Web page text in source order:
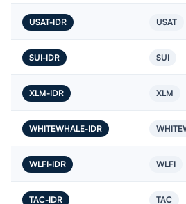
USAT-IDR USAT
SUI-IDR SUI
XLM-IDR XLM
WHITEWHALE-IDR
WLFI-IDR WLFI
TAC-IDR TAC